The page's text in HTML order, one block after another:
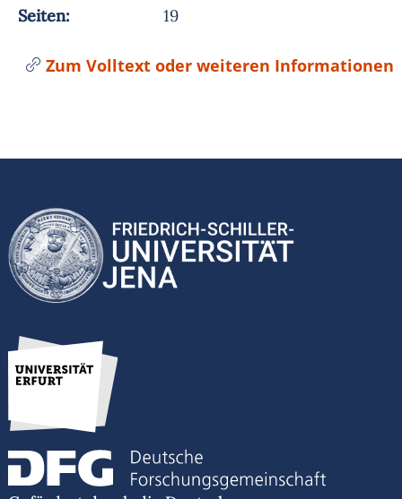
Seiten: 19
Zum Volltext oder weiteren Informationen